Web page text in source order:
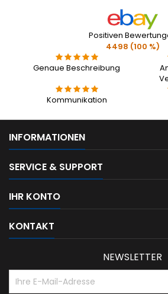
Positiven
4498 (100 %)
Genaue Beschreibung
Kommunikation
INFORMATIONEN
SERVICE & SUPPORT
IHR KONTO
KONTAKT
NEWSLETTER